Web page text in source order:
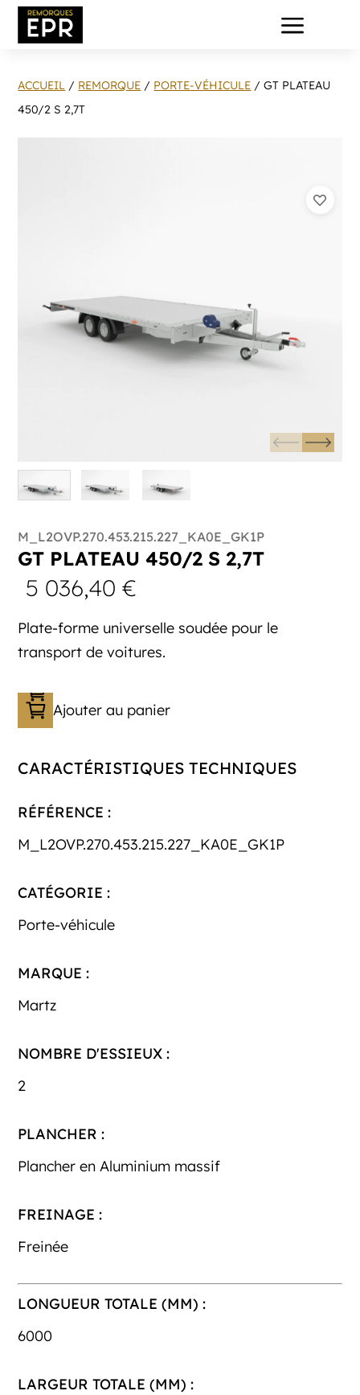
a
ACCUEIL / REMORQUE / PORTE-VÉHICULE / GT PLATEAU
450/2 S 2,7T
M_L2OVP.270.453.215.227_KA0E_GK1P
GT PLATEAU 450/2 S 2,7T
5 036,40€
Plate-forme universelle soudée pour le
transport de voitures.
Ajouter au panier
CARACTÉRISTIQUES TECHNIQUES
RÉFÉRENCE :
M_L2OVP.270.453.215.227_KA0E_GK1P
CATÉGORIE :
Porte-véhicule
MARQUE :
Martz
NOMBRE D'ESSIEUX :
2
PLANCHER :
Plancher en Aluminium massif
FREINAGE :
Freinée
LONGUEUR TOTALE (MM) :
6000
LARGEUR TOTALE (MM) :